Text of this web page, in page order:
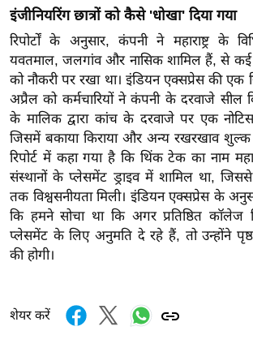
इं
डि
या
सा
हि
त्य
ज
ग
त
ऑ
टो
व
ज
इंजीनियरिंग छात्रों को कैसे 'धोखा' दिया गया
रिपोर्टों के अनुसार, कंपनी ने महाराष्ट्र के
यवतमाल, जलगांव और नासिक शामिल हैं, से कई
को नौकरी पर रखा था। इंडियन एक्सप्रेस की एक
अप्रैल को कर्मचारियों ने कंपनी के दरवाजे सील
के मालिक द्वारा कांच के दरवाजे पर एक
जिसमें बकाया किराया और अन्य रखरखाव शुल्क
रिपोर्ट में कहा गया है कि थिंक टेक का नाम
संस्थानों के प्लेसमेंट ड्राइव में शामिल था,
तक विश्वसनीयता मिली। इंडियन एक्सप्रेस के
कि हमने सोचा था कि अगर प्रतिष्ठित
प्लेसमेंट के लिए अनुमति दे रहे हैं, तो उन्होंने
की होगी।
शेयर करें